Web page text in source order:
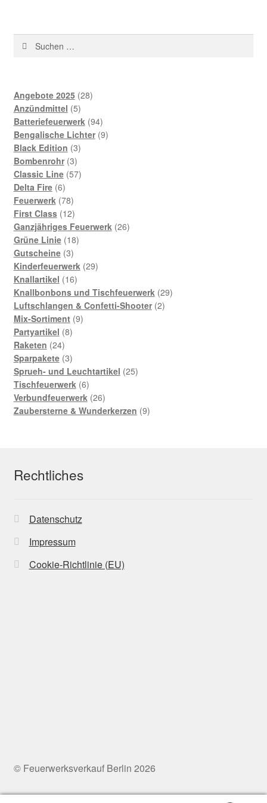
Suchen
Angebote 2025 2828
Anzündmittel 55
Produkte
Batteriefeuerwerk 9494
Produkte
Bengalische Lichter 99
Black Edition 33
Bombenrohr 33
Produkte
Classic Line 5757
Delta Fire 66
Produkte
Feuerwerk 7878
Produkte
First Class 1212
Produkte
Ganzjähriges Feuerwerk 2626
Grüne Linie 1818
Gutscheine 33
Produkte
Kinderfeuerwerk 2929
Knallartikel 1616
Produkte
Knallbonbons und Tischfeuerwerk 2929
Luftschlangen & Confetti-Shooter 22
Mix-Sortiment 99
Partyartikel 88
Raketen 2424
Produkte
Sparpakete 33
Produkte
Sprueh- und Leuchtartikel 2525
Tischfeuerwerk 66
Produkte
Verbundfeuerwerk 2626
Produkte
Zaubersterne & Wunderkerzen 99
Rechtliches
Datenschutz
Impressum
Cookie-Richtlinie (EU)
© Feuerwerksverkauf Berlin 2026